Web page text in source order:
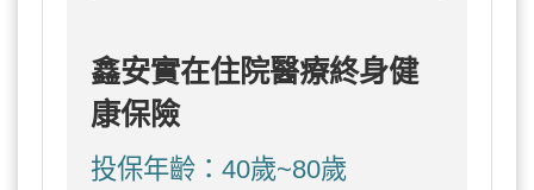
鑫安實在住院醫療終身健
康保險
投保年齡：40歲~80歲